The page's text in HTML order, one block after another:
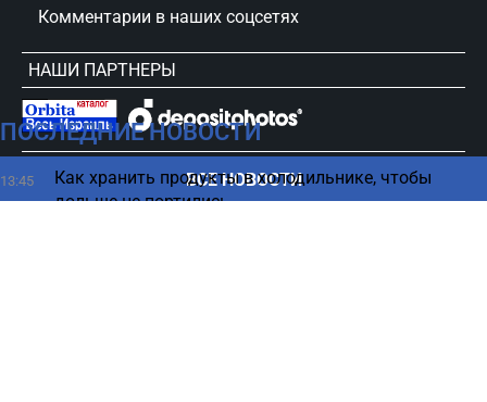
ПОСЛЕДНИЕ НОВОСТИ
13:45
Как хранить продукты в холодильнике, чтобы
дольше не портились
ВСЕ НОВОСТИ
Комментарии в наших соцсетях
НАШИ ПАРТНЕРЫ
сursorinfo.co.il © Все права защищены